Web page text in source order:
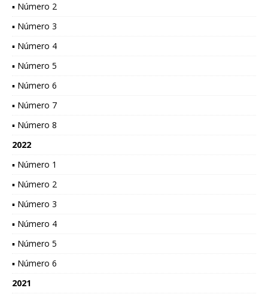
▪ Número 2
▪ Número 3
▪ Número 4
▪ Número 5
▪ Número 6
▪ Número 7
▪ Número 8
2022
▪ Número 1
▪ Número 2
▪ Número 3
▪ Número 4
▪ Número 5
▪ Número 6
2021